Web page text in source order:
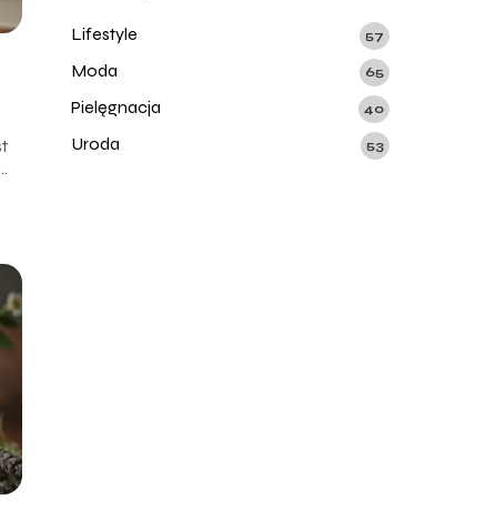
Lifestyle 57
Moda 65
Pielęgnacja 40
Uroda 53